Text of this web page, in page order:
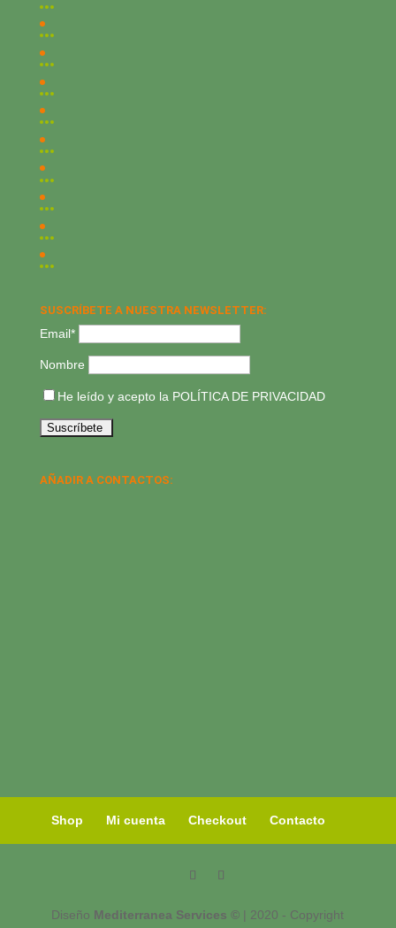
SUSCRÍBETE A NUESTRA NEWSLETTER:
Email*
Nombre
He leído y acepto la POLÍTICA DE PRIVACIDAD
AÑADIR A CONTACTOS:
Shop Mi cuenta Checkout Contacto
Diseño Mediterranea Services © | 2020 - Copyright